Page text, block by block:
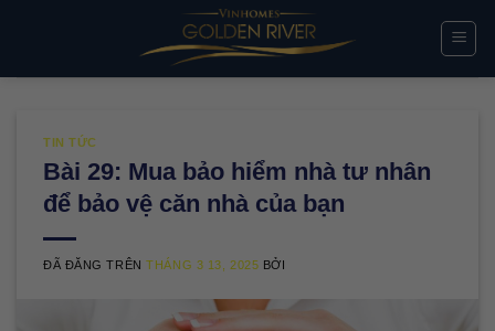
TIN TỨC
Bài 29: Mua bảo hiểm nhà tư nhân
để bảo vệ căn nhà của bạn
ĐÃ ĐĂNG TRÊNTHÁNG 3 13, 2025 BỞI